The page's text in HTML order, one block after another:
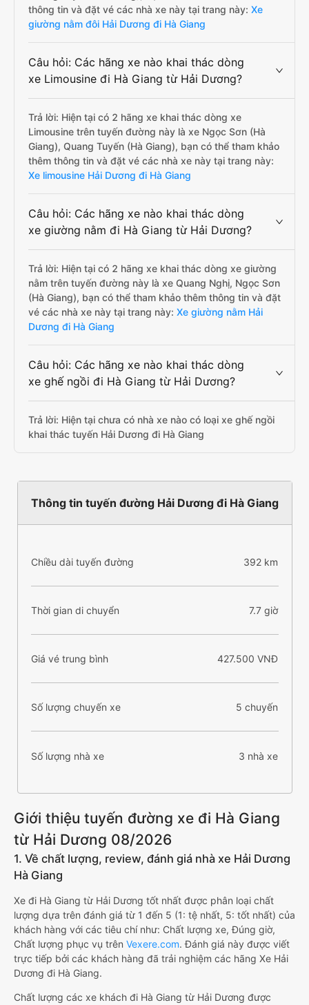
thông tin và đặt vé các nhà xe này tại trang này: Xe
giường nằm đôi Hải Dương đi Hà Giang
Câu hỏi: Các hãng xe nào khai thác dòng
xe Limousine đi Hà Giang từ Hải Dương?
Trả lời: Hiện tại có 2 hãng xe khai thác dòng xe
Limousine trên tuyến đường này là xe Ngọc Sơn (Hà
Giang), Quang Tuyến (Hà Giang), bạn có thể tham khảo
thêm thông tin và đặt vé các nhà xe này tại trang này:
Xe limousine Hải Dương đi Hà Giang
Câu hỏi: Các hãng xe nào khai thác dòng
xe giường nằm đi Hà Giang từ Hải Dương?
Trả lời: Hiện tại có 2 hãng xe khai thác dòng xe giường
nằm trên tuyến đường này là xe Quang Nghị, Ngọc Sơn
(Hà Giang), bạn có thể tham khảo thêm thông tin và đặt
vé các nhà xe này tại trang này: Xe giường nằm Hải
Dương đi Hà Giang
Câu hỏi: Các hãng xe nào khai thác dòng
xe ghế ngồi đi Hà Giang từ Hải Dương?
Trả lời: Hiện tại chưa có nhà xe nào có loại xe ghế ngồi
khai thác tuyến Hải Dương đi Hà Giang
Thông tin tuyến đường Hải Dương đi Hà Giang
Chiều dài tuyến đường 392 km
Thời gian di chuyển 7.7 giờ
Giá vé trung bình 427.500 VNĐ
Số lượng chuyến xe 5 chuyến
Số lượng nhà xe 3 nhà xe
Giới thiệu tuyến đường xe đi Hà Giang
từ Hải Dương 08/2026
1. Về chất lượng, review, đánh giá nhà xe Hải Dương
Hà Giang
Xe đi Hà Giang từ Hải Dương tốt nhất được phân loại chất
lượng dựa trên đánh giá từ 1 đến 5 (1: tệ nhất, 5: tốt nhất) của
khách hàng với các tiêu chí như: Chất lượng xe, Đúng giờ,
Chất lượng phục vụ trên Vexere.com. Đánh giá này được viết
trực tiếp bởi các khách hàng đã trải nghiệm các hãng Xe Hải
Dương đi Hà Giang.
Chất lượng các xe khách đi Hà Giang từ Hải Dương được